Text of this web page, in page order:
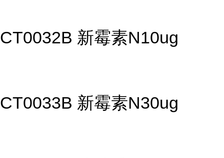
CT0032B 新霉素N10ug
CT0033B 新霉素N30ug